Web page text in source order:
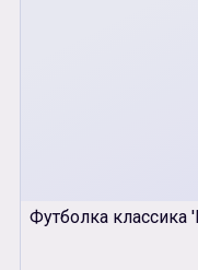
Футболка классика